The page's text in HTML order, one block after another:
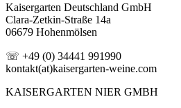
Kaisergarten Deutschland GmbH
Clara-Zetkin-Straße 14a
06679 Hohenmölsen
☏ +49 (0) 34441 991990
kontakt(at)kaisergarten-weine.com
KAISERGARTEN NIER GMBH